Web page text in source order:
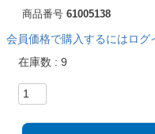
商品番号 61005138
会員価格で購入するにはログ
在庫数
9